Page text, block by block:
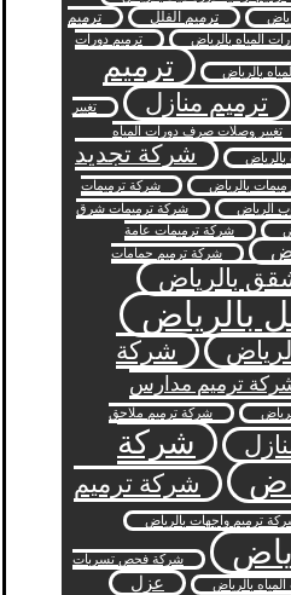
ترميم الفلل
ترميم
المياه بالرياض ترميم دورات
بالرياض
ترميم
ترميم منازل
تغيير
تغيير وصلات صرف دورات المياه
شركة تجديد
بالرياض
شركة ترميمات
الرياض
شركة ترميمات شرق
شركة ترميمات عامة
شركة ترميم حمامات
بالرياض
بالرياض
شركة
ترميم مدارس
شركة ترميم ملاحق
شركة
شركة ترميم
ترميم واجهات بالرياض
شركة فحص تسربات
بالرياض عزل